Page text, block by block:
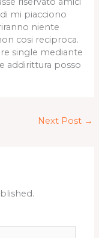
mi piacciono
niente
cosi reciproca.
single mediante
addirittura posso
Next Post →